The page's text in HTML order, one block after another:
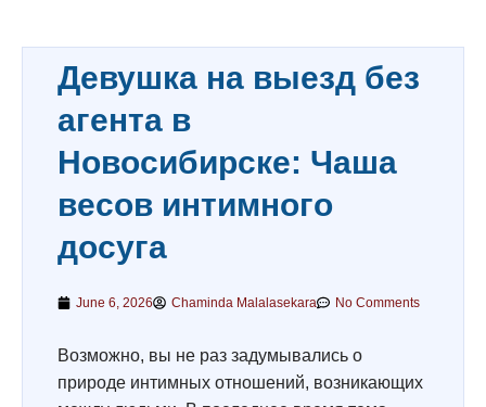
Девушка на выезд без
агента в
Новосибирске: Чаша
весов интимного
досуга
June 6, 2026 Chaminda Malalasekara No Comments
Возможно, вы не раз задумывались о
природе интимных отношений, возникающих